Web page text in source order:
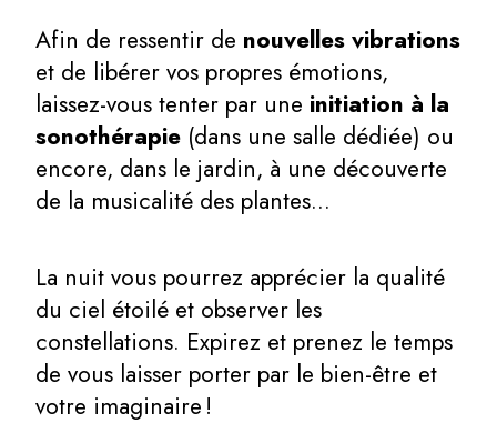
Afin de ressentir de nouvelles vibrations
et de libérer vos propres émotions,
laissez-vous tenter par une initiation à la
sonothérapie (dans une salle dédiée) ou
encore, dans le jardin, à une découverte
de la musicalité des plantes…
La nuit vous pourrez apprécier la qualité
du ciel étoilé et observer les
constellations. Expirez et prenez le temps
de vous laisser porter par le bien-être et
votre imaginaire !